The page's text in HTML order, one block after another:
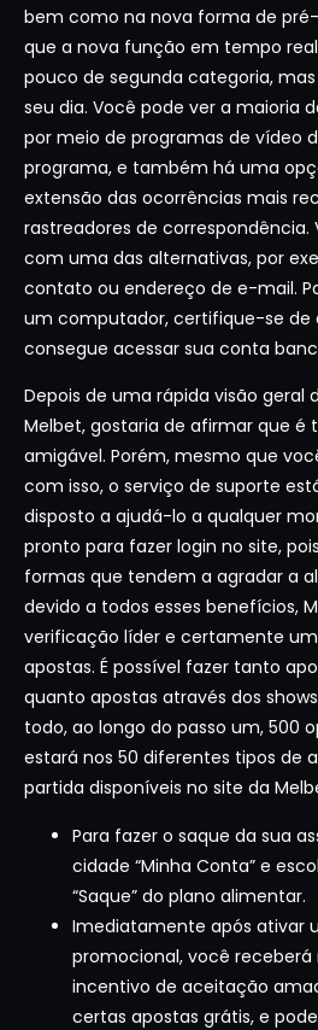
bem como na nova forma de
que a nova função em tempo
pouco de segunda categoria,
seu dia. Você pode ver a maioria
por meio de programas de vídeo
programa, e também há uma
extensão das ocorrências mais
rastreadores de correspondência.
com uma das alternativas, por
contato ou endereço de e-mail.
um computador, certifique-se de
consegue acessar sua conta
Depois de uma rápida visão geral
Melbet, gostaria de afirmar que é
amigável. Porém, mesmo que
com isso, o serviço de suporte
disposto a ajudá-lo a qualquer
pronto para fazer login no site,
formas que tendem a agradar a
devido a todos esses benefícios,
verificação líder e certamente
apostas. É possível fazer tanto
quanto apostas através dos
todo, ao longo do passo um, 500
estará nos 50 diferentes tipos de
partida disponíveis no site da
Para fazer o saque da sua
cidade “Minha Conta” e
“Saque” do plano alimentar.
Imediatamente após ativar
promocional, você receberá
incentivo de aceitação
certas apostas grátis, e